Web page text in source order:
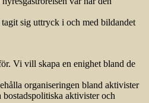
sig uttryck i och med bildandet
Vi vill skapa en enighet bland de
organiseringen bland aktivister
aktivister och